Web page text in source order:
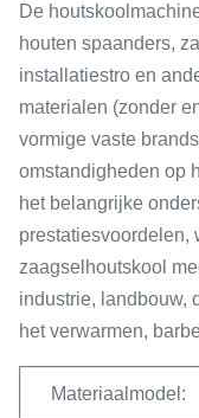
De
houten spaanders,
installatiestro en
materialen (zonder
vormige vaste
omstandigheden op
het belangrijke
prestatiesvoordelen,
zaagselhoutskool
industrie, landbouw,
het verwarmen,
Materiaalmodel: